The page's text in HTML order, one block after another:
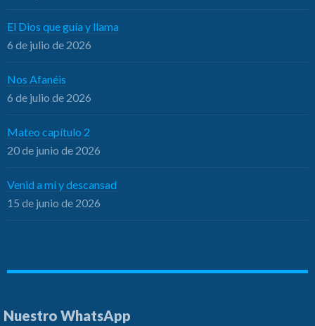
El Dios que guía y llama
6 de julio de 2026
Nos Afanéis
6 de julio de 2026
Mateo capítulo 2
20 de junio de 2026
Venid a mí y descansad
15 de junio de 2026
Nuestro WhatsApp